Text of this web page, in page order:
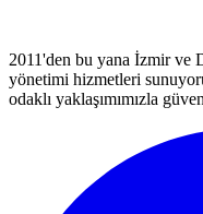
2011'den bu yana İzmir ve
yönetimi hizmetleri
odaklı yaklaşımımızla